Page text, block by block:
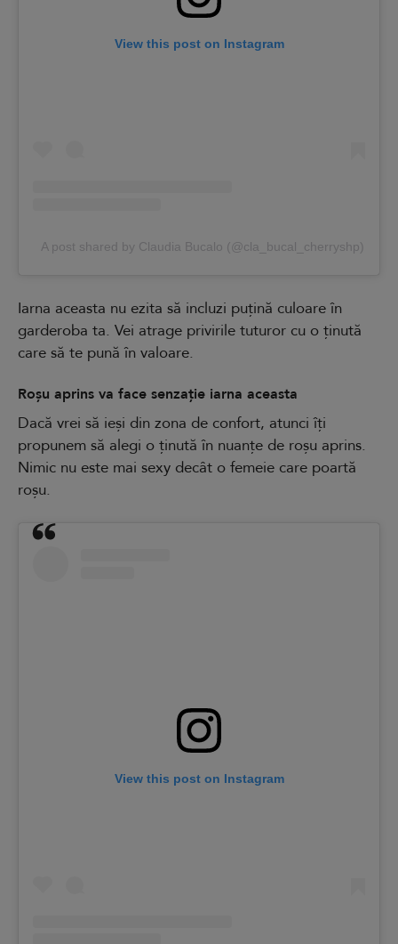
View this post on Instagram
A post shared by Claudia Bucalo (@cla_bucal_cherryshp)
Iarna aceasta nu ezita să incluzi puțină culoare în
garderoba ta. Vei atrage privirile tuturor cu o ținută
care să te pună în valoare.
Roșu aprins va face senzație iarna aceasta
Dacă vrei să ieși din zona de confort, atunci îți
propunem să alegi o ținută în nuanțe de roșu aprins.
Nimic nu este mai sexy decât o femeie care poartă
roșu.
View this post on Instagram